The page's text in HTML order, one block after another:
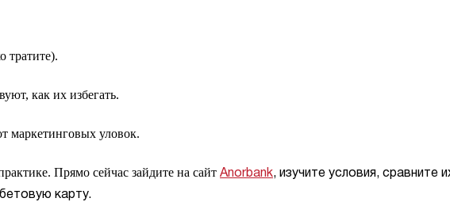
тратите).
как их избегать.
маркетинговых уловок.
Прямо сейчас зайдите на сайт Anorbank, изучите условия, сравните
карту.